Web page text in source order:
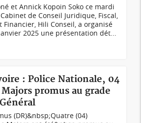
et Annick Kopoin Soko ce mardi
de Conseil Juridique, Fiscal,
Financier, Hili Conseil, a organisé
2025 une présentation dét...
: Police Nationale, 04
promus au grade
(DR)&nbsp;Quatre (04)